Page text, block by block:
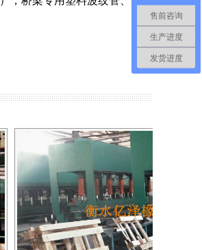
空心板内模
售前咨询
生产进度
发货进度